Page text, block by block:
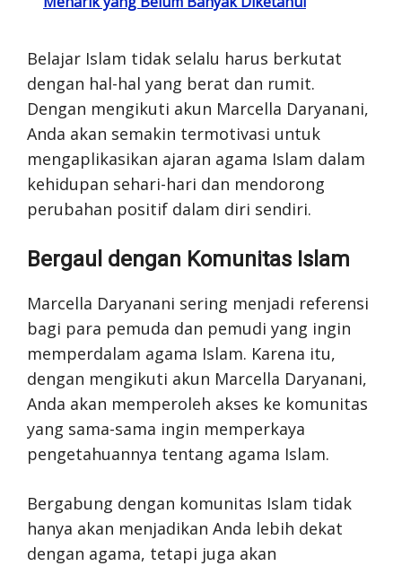
Belajar Islam tidak selalu harus berkutat
dengan hal-hal yang berat dan rumit.
Dengan mengikuti akun Marcella Daryanani,
Anda akan semakin termotivasi untuk
mengaplikasikan ajaran agama Islam dalam
kehidupan sehari-hari dan mendorong
perubahan positif dalam diri sendiri.
Bergaul dengan Komunitas Islam
Marcella Daryanani sering menjadi referensi
bagi para pemuda dan pemudi yang ingin
memperdalam agama Islam. Karena itu,
dengan mengikuti akun Marcella Daryanani,
Anda akan memperoleh akses ke komunitas
yang sama-sama ingin memperkaya
pengetahuannya tentang agama Islam.
Bergabung dengan komunitas Islam tidak
hanya akan menjadikan Anda lebih dekat
dengan agama, tetapi juga akan